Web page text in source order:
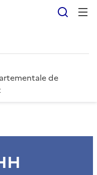
de